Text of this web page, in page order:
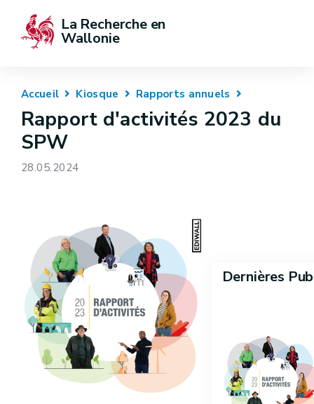
La Recherche en
Wallonie
Accueil Kiosque Rapports annuels
Rapport d'activités 2023 du
SPW
28.05.2024
Dernières